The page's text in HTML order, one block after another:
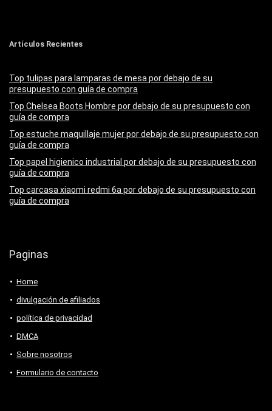
Artículos Recientes
Top tulipas para lamparas de mesa por debajo de su
presupuesto con guía de compra
Top Chelsea Boots Hombre por debajo de su presupuesto con
guía de compra
Top estuche maquillaje mujer por debajo de su presupuesto con
guía de compra
Top papel higienico industrial por debajo de su presupuesto con
guía de compra
Top carcasa xiaomi redmi 6a por debajo de su presupuesto con
guía de compra
Paginas
Home
divulgación de afiliados
política de privacidad
DMCA
Sobre nosotros
Formulario de contacto